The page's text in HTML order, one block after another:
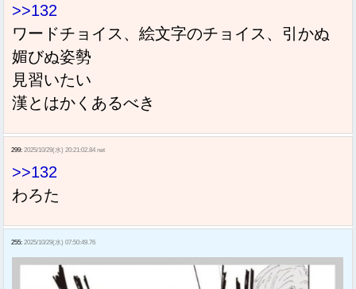
>>132
ワードチョイス、絵文字のチョイス、引かぬ
媚びぬ姿勢
見習いたい
漢とはかくあるべき
299: 2025/10/29(水) 20:21:02.84 net
>>132
わろた
255: 2025/10/29(水) 07:50:49.76